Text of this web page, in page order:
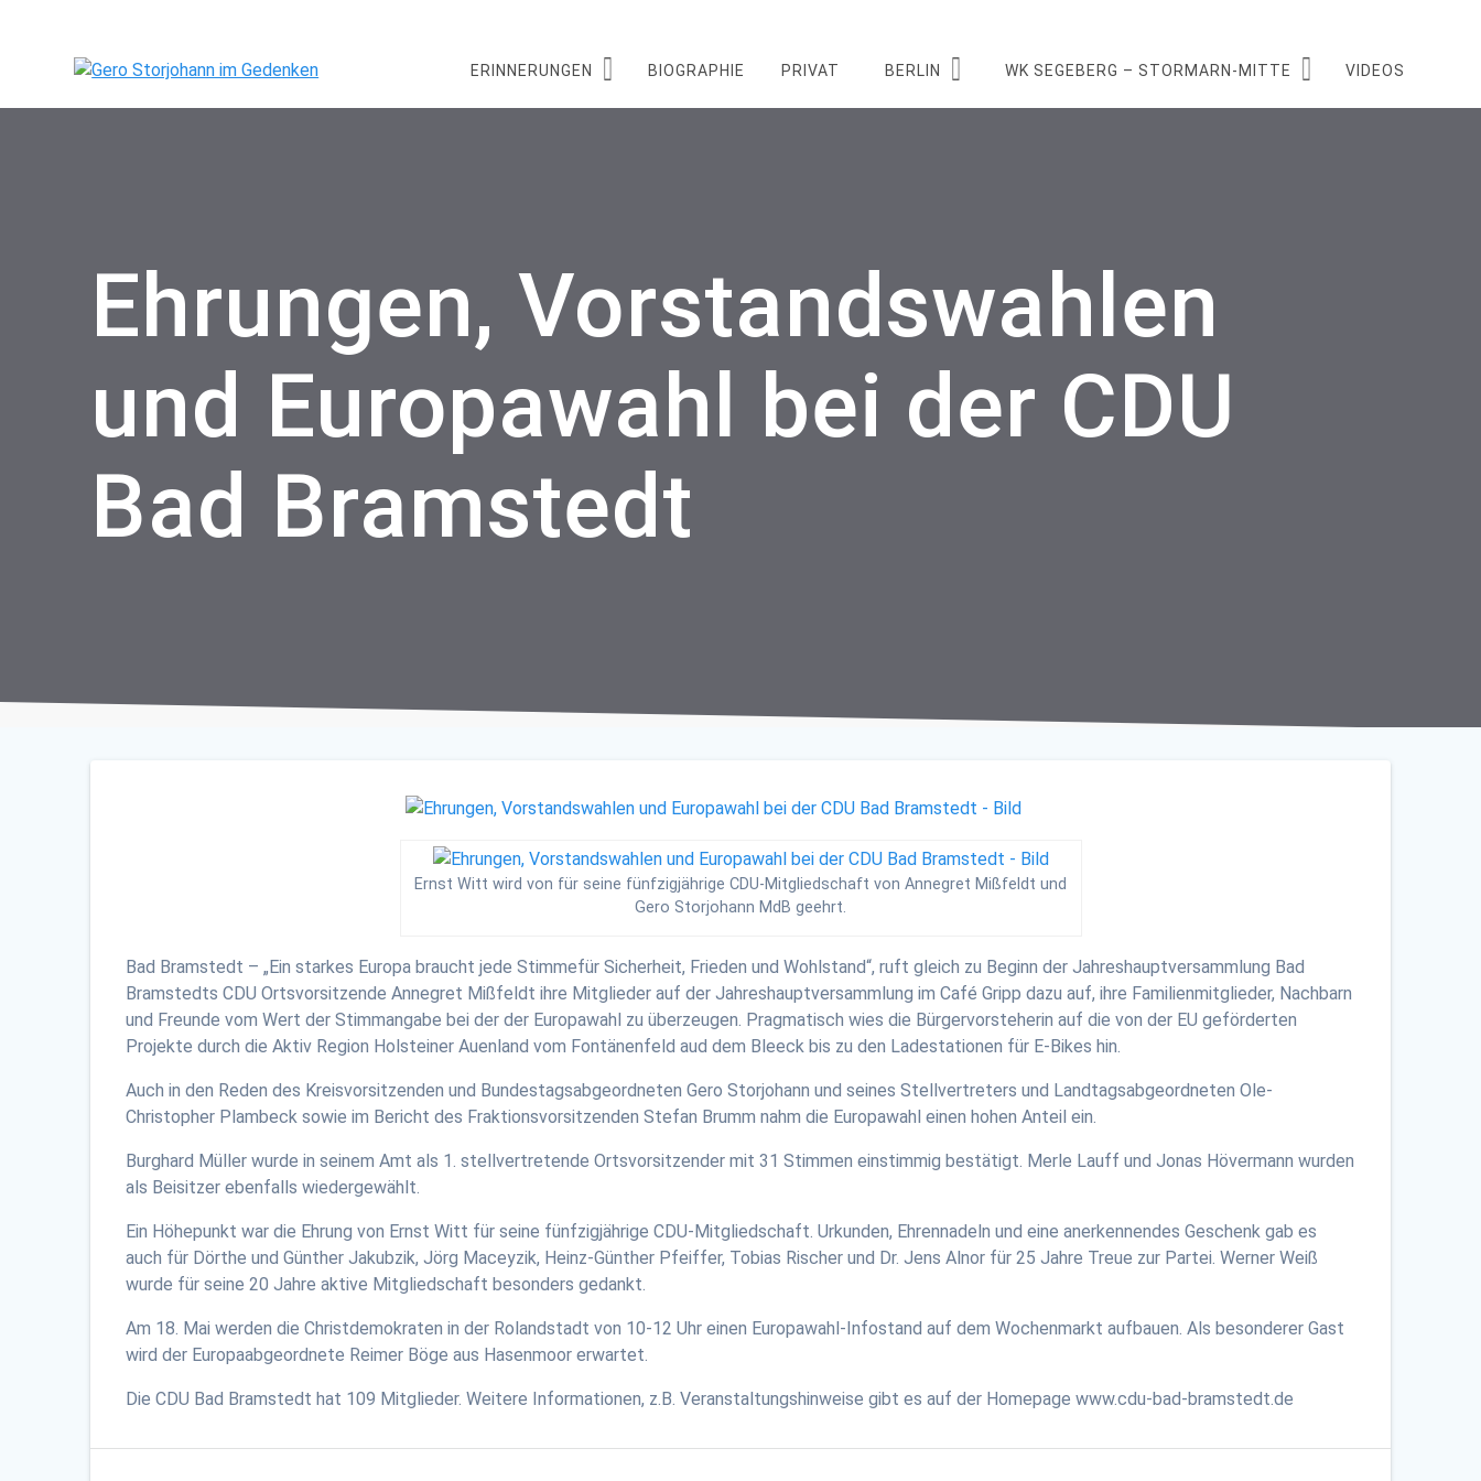
ERINNERUNGEN BIOGRAPHIE PRIVAT BERLIN WK SEGEBERG – STORMARN-MITTE VIDEOS
Ehrungen, Vorstandswahlen
und Europawahl bei der CDU
Bad Bramstedt
Ernst Witt wird von für seine fünfzigjährige CDU-Mitgliedschaft von Annegret Mißfeldt und
Gero Storjohann MdB geehrt.
Bad Bramstedt – „Ein starkes Europa braucht jede Stimmefür Sicherheit, Frieden und Wohlstand“, ruft gleich zu Beginn der Jahreshauptversammlung Bad
Bramstedts CDU Ortsvorsitzende Annegret Mißfeldt ihre Mitglieder auf der Jahreshauptversammlung im Café Gripp dazu auf, ihre Familienmitglieder, Nachbarn
und Freunde vom Wert der Stimmangabe bei der der Europawahl zu überzeugen. Pragmatisch wies die Bürgervorsteherin auf die von der EU geförderten
Projekte durch die Aktiv Region Holsteiner Auenland vom Fontänenfeld aud dem Bleeck bis zu den Ladestationen für E-Bikes hin.
Auch in den Reden des Kreisvorsitzenden und Bundestagsabgeordneten Gero Storjohann und seines Stellvertreters und Landtagsabgeordneten Ole-
Christopher Plambeck sowie im Bericht des Fraktionsvorsitzenden Stefan Brumm nahm die Europawahl einen hohen Anteil ein.
Burghard Müller wurde in seinem Amt als 1. stellvertretende Ortsvorsitzender mit 31 Stimmen einstimmig bestätigt. Merle Lauff und Jonas Hövermann wurden
als Beisitzer ebenfalls wiedergewählt.
Ein Höhepunkt war die Ehrung von Ernst Witt für seine fünfzigjährige CDU-Mitgliedschaft. Urkunden, Ehrennadeln und eine anerkennendes Geschenk gab es
auch für Dörthe und Günther Jakubzik, Jörg Maceyzik, Heinz-Günther Pfeiffer, Tobias Rischer und Dr. Jens Alnor für 25 Jahre Treue zur Partei. Werner Weiß
wurde für seine 20 Jahre aktive Mitgliedschaft besonders gedankt.
Am 18. Mai werden die Christdemokraten in der Rolandstadt von 10-12 Uhr einen Europawahl-Infostand auf dem Wochenmarkt aufbauen. Als besonderer Gast
wird der Europaabgeordnete Reimer Böge aus Hasenmoor erwartet.
Die CDU Bad Bramstedt hat 109 Mitglieder. Weitere Informationen, z.B. Veranstaltungshinweise gibt es auf der Homepage www.cdu-bad-bramstedt.de